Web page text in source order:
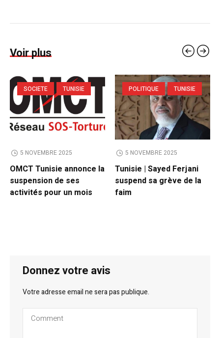
Voir plus
SOCIETE TUNISIE
5 NOVEMBRE 2025
OMCT Tunisie annonce la
suspension de ses
activités pour un mois
POLITIQUE TUNISIE
5 NOVEMBRE 2025
Tunisie | Sayed Ferjani
suspend sa grève de la
faim
Donnez votre avis
Votre adresse email ne sera pas publique.